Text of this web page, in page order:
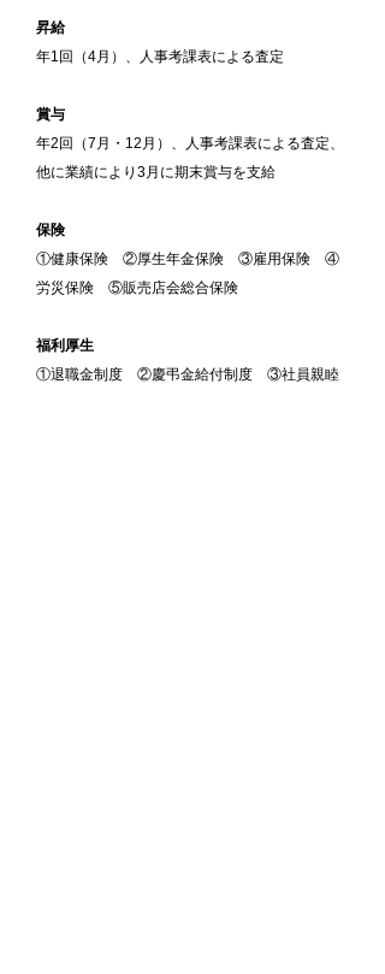
昇給
年1回（4月）、人事考課表による査定
賞与
年2回（7月・12月）、人事考課表による査定、
他に業績により3月に期末賞与を支給
保険
①健康保険 ②厚生年金保険 ③雇用保険 ④
労災保険 ⑤販売店会総合保険
福利厚生
①退職金制度 ②慶弔金給付制度 ③社員親睦